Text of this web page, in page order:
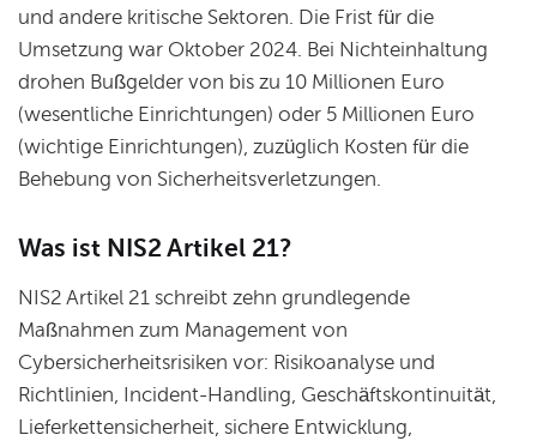
und andere kritische Sektoren. Die Frist für die
Umsetzung war Oktober 2024. Bei Nichteinhaltung
drohen Bußgelder von bis zu 10 Millionen Euro
(wesentliche Einrichtungen) oder 5 Millionen Euro
(wichtige Einrichtungen), zuzüglich Kosten für die
Behebung von Sicherheitsverletzungen.
Was ist NIS2 Artikel 21?
NIS2 Artikel 21 schreibt zehn grundlegende
Maßnahmen zum Management von
Cybersicherheitsrisiken vor: Risikoanalyse und
Richtlinien, Incident-Handling, Geschäftskontinuität,
Lieferkettensicherheit, sichere Entwicklung,